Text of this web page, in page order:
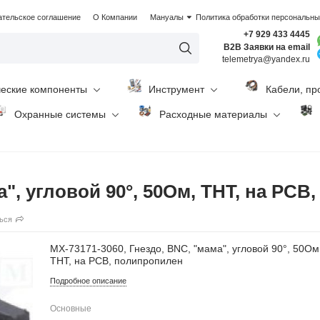
соглашение О Компании Мануалы Политика обработки
+7 929 433 4445
B2B Заявки на email
telemetrya@yandex.ru
компоненты Инструмент Кабели,
Охранные системы Расходные материалы
угловой 90°, 50Ом, THT, на
MX-73171-3060, Гнездо, BNC, "мама", угловой 90°,
THT, на PCB, полипропилен
Подробное описание
Основные